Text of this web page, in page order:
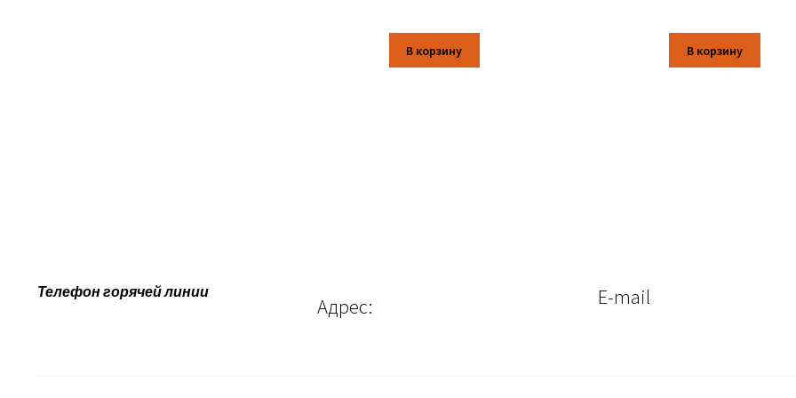
В корзину В корзину
Телефон горячей линии
Адрес: E-mail